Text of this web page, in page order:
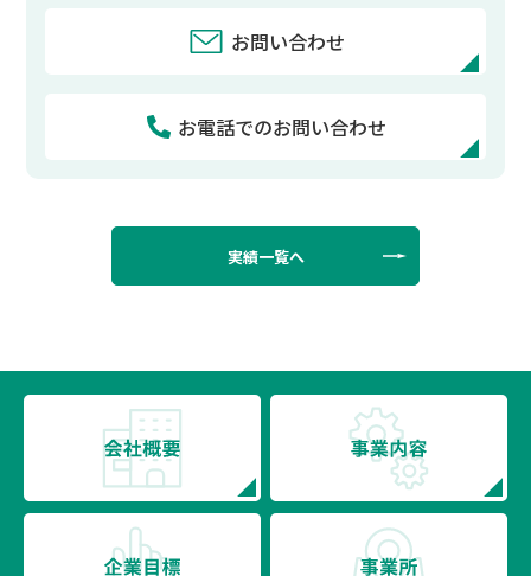
お問い合わせ
お電話でのお問い合わせ
実績一覧へ